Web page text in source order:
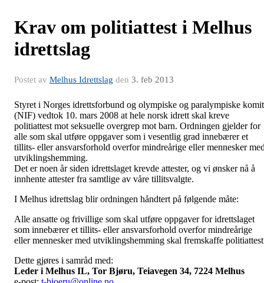
Krav om politiattest i Melhus
idrettslag
Postet av Melhus Idrettslag den 3. feb 2013
Styret i Norges idrettsforbund og olympiske og paralympiske
(NIF) vedtok 10. mars 2008 at hele norsk idrett skal kreve
politiattest mot seksuelle overgrep mot barn. Ordningen gjelder for
alle som skal utføre oppgaver som i vesentlig grad innebærer et
tillits- eller ansvarsforhold overfor mindreårige eller mennesker
utviklingshemming.
Det er noen år siden idrettslaget krevde attester, og vi ønsker nå å
innhente attester fra samtlige av våre tillitsvalgte.
I Melhus idrettslag blir ordningen håndtert på følgende måte:
Alle ansatte og frivillige som skal utføre oppgaver for idrettslaget
som innebærer et tillits- eller ansvarsforhold overfor mindreårige
eller mennesker med utviklingshemming skal fremskaffe
Dette gjøres i samråd med:
Leder i Melhus IL, Tor Bjøru, Teiavegen 34, 7224 Melhus